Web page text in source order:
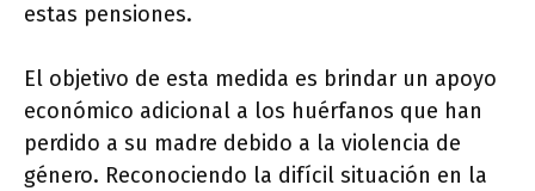
estas pensiones.
El objetivo de esta medida es brindar un apoyo
económico adicional a los huérfanos que han
perdido a su madre debido a la violencia de
género. Reconociendo la difícil situación en la